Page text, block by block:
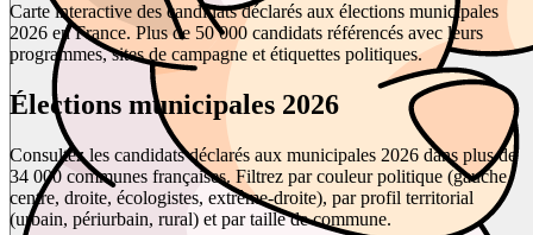
Carte interactive des candidats déclarés aux élections municipales
2026 en France. Plus de 50 000 candidats référencés avec leurs
programmes, sites de campagne et étiquettes politiques.
Élections municipales 2026
Consultez les candidats déclarés aux municipales 2026 dans plus de
34 000 communes françaises. Filtrez par couleur politique (gauche,
centre, droite, écologistes, extrême-droite), par profil territorial
(urbain, périurbain, rural) et par taille de commune.